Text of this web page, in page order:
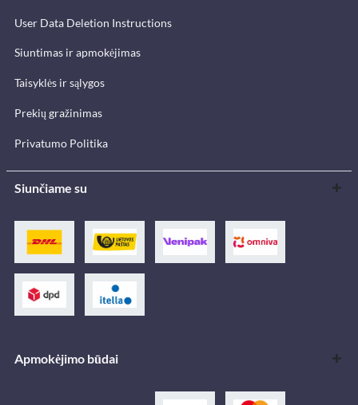
User Data Deletion Instructions
Siuntimas ir apmokėjimas
Taisyklės ir sąlygos
Prekių gražinimas
Privatumo Politika
Siunčiame su
Apmokėjimo būdai